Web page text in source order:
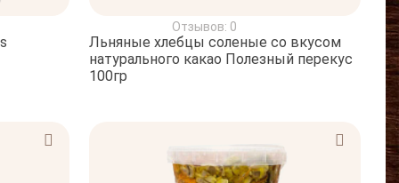
Отзывов: 0
Льняные хлебцы соленые со вкусом
натурального какао Полезный перекус
100гр